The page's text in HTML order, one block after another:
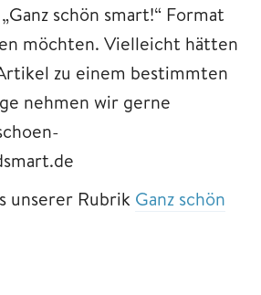
schön smart!“ Format
möchten. Vielleicht hätten
zu einem bestimmten
nehmen wir gerne
unserer Rubrik Ganz schön